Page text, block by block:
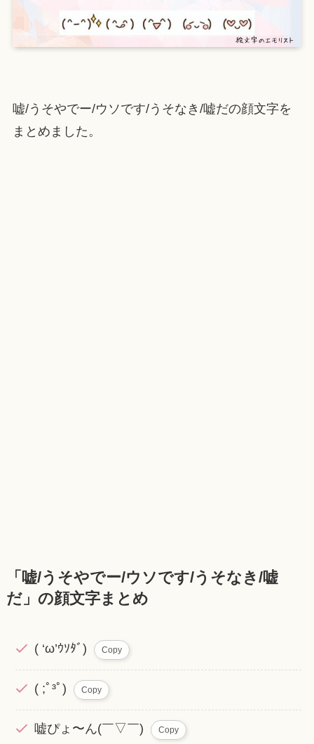
嘘/うそやでー/ウソです/うそなき/嘘だの顔文字を
まとめました。
「嘘/うそやでー/ウソです/うそなき/嘘
だ」の顔文字まとめ
( ‘ω’ｳｿﾀﾞ) Copy
( ;ﾟ³ﾟ) Copy
嘘ぴょ〜ん(￣▽￣) Copy